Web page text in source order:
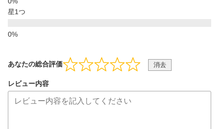
星1つ
あなたの総合評価 消去
レビュー内容